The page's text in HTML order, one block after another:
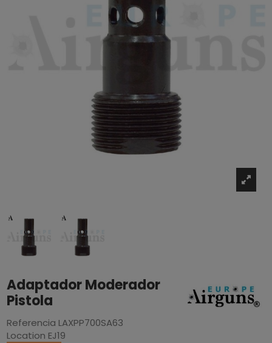
Adaptador Moderador
Pistola
Referencia LAXPP700SA63
Location EJ19